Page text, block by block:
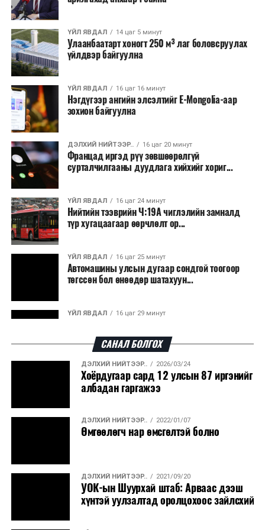
нэмэгдэж, хуурайшилт эрчимжих төлөвтэй байгааг
анхааруулсан бөгөөд энэ нь гал унтраах ажиллагаанд
шинэ сорилт учруулж болзошгүйг онцолжээ.
ҮЙЛ ЯВДАЛ 14 цаг 5 минут
Улаанбаатарт хоногт 250 м³ лаг боловсруулах
үйлдвэр байгуулна
ҮЙЛ ЯВДАЛ 16 цаг 16 минут
Нэгдүгээр ангийн элсэлтийг E-Mongolia-аар
зохион байгуулна
ДЭЛХИЙ НИЙТЭЭР.. 16 цаг 20 минут
Францад иргэд рүү зөвшөөрөлгүй
сурталчилгааны дуудлага хийхийг хориг...
ҮЙЛ ЯВДАЛ 16 цаг 24 минут
Нийтийн тээврийн Ч:19А чиглэлийн замналд
түр хугацаагаар өөрчлөлт ор...
ҮЙЛ ЯВДАЛ 16 цаг 25 минут
Автомашины улсын дугаар сондгой тоогоор
төгссөн бол өнөөдөр шатахуун...
ҮЙЛ ЯВДАЛ 16 цаг 29 минут
ДЭЛХИЙ НИЙТЭЭР.. 2026/08/06
“Уралдронзавод” компанийн ерөнхий
захирлын автомашиныг дэлбэлжээ...
ҮЙЛ ЯВДАЛ
Сүхбаатар боомтоор тав хоногт 10 мянга гаруй
ДЭЛХИЙ НИЙТЭЭР.. 2026/08/06
Вашингтон мужийн ой хээрийн түймрийг
хяналтад авах ажил ахицтай байн...
САНАЛ БОЛГОХ
ДЭЛХИЙ НИЙТЭЭР.. 2026/03/24
Хоёрдугаар сард 12 улсын 87 иргэнийг
албадан гаргажээ
ДЭЛХИЙ НИЙТЭЭР.. 2022/01/07
Өмгөөлөгч нар өмсгөлтэй болно
ДЭЛХИЙ НИЙТЭЭР.. 2021/09/20
УОК-ын Шуурхай штаб: Арваас дээш
хүнтэй уулзалтад оролцохоос зайлсхий